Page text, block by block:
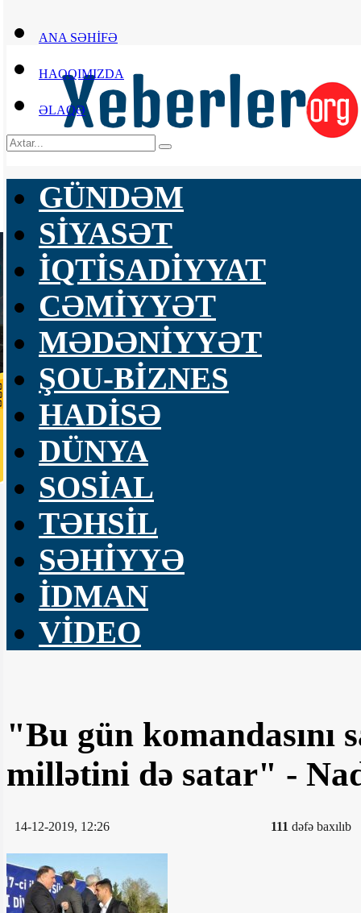
ANA SƏHİFƏ
HAQQIMIZDA
ƏLAQƏ
GÜNDƏM
SİYASƏT
İQTİSADİYYAT
CƏMİYYƏT
MƏDƏNİYYƏT
ŞOU-BİZNES
HADİSƏ
DÜNYA
SOSİAL
TƏHSİL
SƏHİYYƏ
İDMAN
VİDEO
"Bu gün komandasını
millətini də satar" -
14-12-2019, 12:26 111 dəfə baxılıb